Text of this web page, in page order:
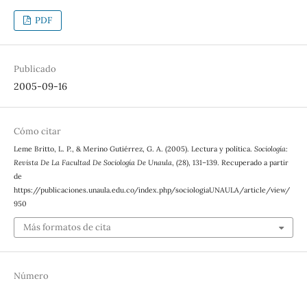
PDF
Publicado
2005-09-16
Cómo citar
Leme Britto, L. P., & Merino Gutiérrez, G. A. (2005). Lectura y política. Sociología:
Revista De La Facultad De Sociología De Unaula, (28), 131–139. Recuperado a partir
de
https://publicaciones.unaula.edu.co/index.php/sociologiaUNAULA/article/view/
950
Más formatos de cita
Número